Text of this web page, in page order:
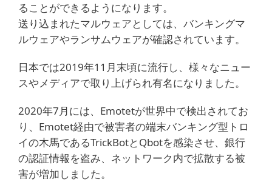
ることができるようになります。
送り込まれたマルウェアとしては、バンキングマ
ルウェアやランサムウェアが確認されています。
日本では2019年11月末頃に流行し、様々なニュー
スやメディアで取り上げられ有名になりました。
2020年7月には、Emotetが世界中で検出されてお
り、Emotet経由で被害者の端末バンキング型トロ
イの木馬であるTrickBotとQbotを感染させ、銀行
の認証情報を盗み、ネットワーク内で拡散する被
害が増加しました。